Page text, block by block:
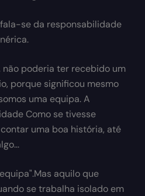
se da responsabilidade
não poderia ter recebido um
porque significou mesmo
uma equipa. A
Como se tivesse
uma boa história, até
aquilo que
se trabalha isolado em